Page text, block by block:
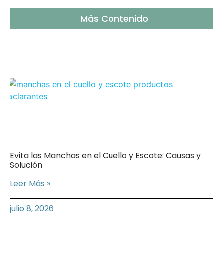
Más Contenido
Evita las Manchas en el Cuello y Escote: Causas y
Solución
Leer Más »
julio 8, 2026